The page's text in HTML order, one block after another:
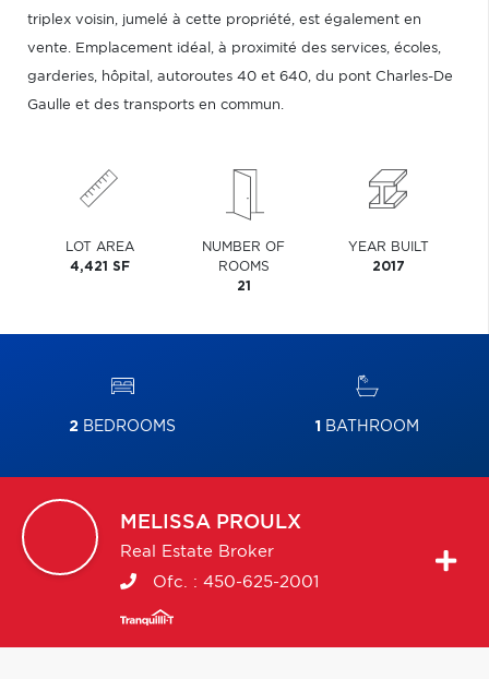
triplex voisin, jumelé à cette propriété, est également en
vente. Emplacement idéal, à proximité des services, écoles,
garderies, hôpital, autoroutes 40 et 640, du pont Charles-De
Gaulle et des transports en commun.
LOT AREA
4,421 SF
NUMBER OF
ROOMS
21
YEAR BUILT
2017
2 BEDROOMS 1 BATHROOM
MELISSA PROULX
Real Estate Broker
Ofc. : 450-625-2001